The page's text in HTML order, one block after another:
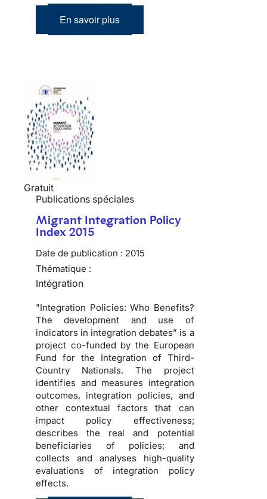
En savoir plus
Gratuit
Publications spéciales
Migrant Integration Policy
Index 2015
Date de publication : 2015
Thématique :
Intégration
"Integration Policies: Who Benefits?
The development and use of
indicators in integration debates” is a
project co-funded by the European
Fund for the Integration of Third-
Country Nationals. The project
identifies and measures integration
outcomes, integration policies, and
other contextual factors that can
impact policy effectiveness;
describes the real and potential
beneficiaries of policies; and
collects and analyses high-quality
evaluations of integration policy
effects.